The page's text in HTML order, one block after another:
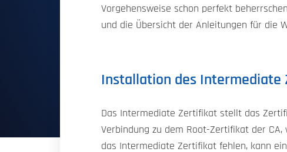
Vorgehensweise schon perfekt
und die Übersicht der Anleitungen für die
Installation des Intermediate
Das Intermediate Zertifikat stellt das
Verbindung zu dem Root-Zertifikat der
das Intermediate Zertifikat fehlen, kann